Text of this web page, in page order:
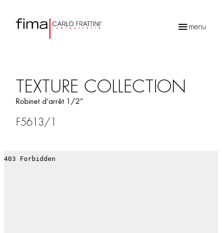
menu
TEXTURE COLLECTION
Robinet d’arrêt 1/2”
F5613/1